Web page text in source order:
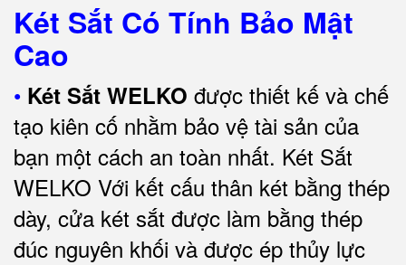
Két Sắt Có Tính Bảo Mật
Cao
• Két Sắt WELKO được thiết kế và chế
tạo kiên cố nhằm bảo vệ tài sản của
bạn một cách an toàn nhất. Két Sắt
WELKO Với kết cấu thân két bằng thép
dày, cửa két sắt được làm bằng thép
đúc nguyên khối và được ép thủy lực